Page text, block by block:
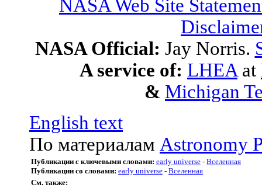
NASA Web Site
NASA Official: Jay Norris.
A service of: LHEA at
& Michigan
English text
По материалам Astronomy
Публикации с ключевыми словами: early universe - Вселенная
Публикации со словами: early universe - Вселенная
См. также: